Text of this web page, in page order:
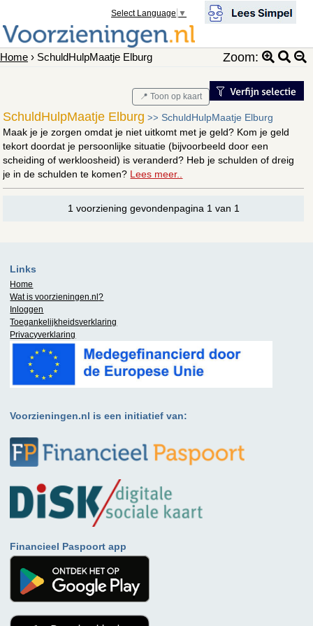
Select Language ▼
Home › SchuldHulpMaatje Elburg Zoom:
📍 Toon op kaart
SchuldHulpMaatje Elburg >> SchuldHulpMaatje Elburg
Maak je je zorgen omdat je niet uitkomt met je geld? Kom je geld
tekort doordat je persoonlijke situatie (bijvoorbeeld door een
scheiding of werkloosheid) is veranderd? Heb je schulden of dreig
je in de schulden te komen? Lees meer..
1 voorziening gevondenpagina 1 van 1
Links
Home
Wat is voorzieningen.nl?
Inloggen
Toegankelijkheidsverklaring
Privacyverklaring
Voorzieningen.nl is een initiatief van:
Financieel Paspoort app